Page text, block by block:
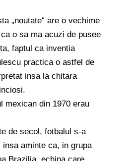
„noutate“ are o vechime
o sa ma acuzi de pusee
faptul ca inventia
practica o astfel de
insa la chitara
mexican din 1970 erau
de secol, fotbalul s-a
aminte ca, in grupa